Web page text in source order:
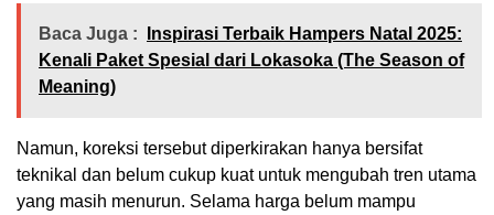
Baca Juga :
Inspirasi Terbaik Hampers Natal 2025:
Kenali Paket Spesial dari Lokasoka (The Season of
Meaning)
Namun, koreksi tersebut diperkirakan hanya bersifat
teknikal dan belum cukup kuat untuk mengubah tren utama
yang masih menurun. Selama harga belum mampu